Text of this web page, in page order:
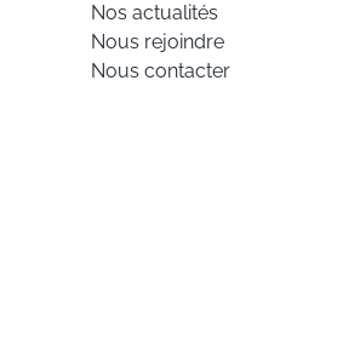
Nos actualités
Nous rejoindre
Nous contacter